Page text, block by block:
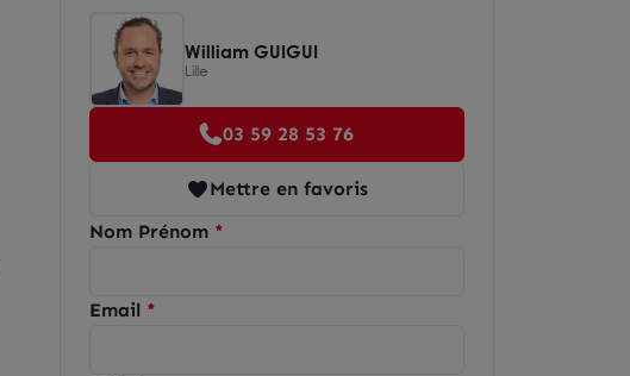
William GUIGUI
Lille
03 59 28 53 76
Mettre en favoris
Nom Prénom
Email